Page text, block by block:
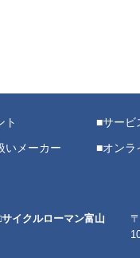
ト サービ
いメーカー オンラ
イクルローマン富山